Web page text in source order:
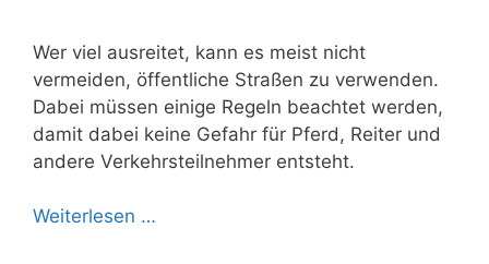
Wer viel ausreitet, kann es meist nicht
vermeiden, öffentliche Straßen zu verwenden.
Dabei müssen einige Regeln beachtet werden,
damit dabei keine Gefahr für Pferd, Reiter und
andere Verkehrsteilnehmer entsteht.
Weiterlesen …